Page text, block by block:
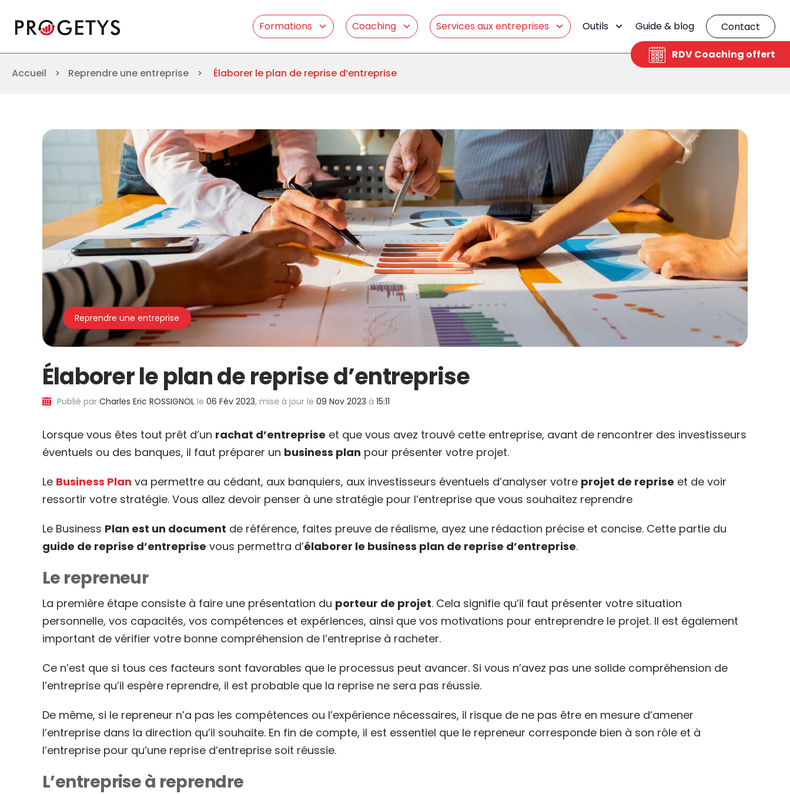
Formations Coaching Services aux entreprises Outils Guide & blog Contact
RDV Coaching offert
Accueil
> Reprendre une entreprise > Élaborer le plan de reprise d’entreprise
Reprendre une entreprise
Élaborer le plan de reprise d’entreprise
Publié par Charles Eric ROSSIGNOL le 06 Fév 2023, mise à jour le 09 Nov 2023 à 15:11
Lorsque vous êtes tout prêt d’un rachat d’entreprise et que vous avez trouvé cette entreprise, avant de rencontrer des investisseurs
éventuels ou des banques, il faut préparer un business plan pour présenter votre projet.
Le Business Plan va permettre au cédant, aux banquiers, aux investisseurs éventuels d’analyser votre projet de reprise et de voir
ressortir votre stratégie. Vous allez devoir penser à une stratégie pour l’entreprise que vous souhaitez reprendre
Le Business Plan est un document de référence, faites preuve de réalisme, ayez une rédaction précise et concise. Cette partie du
guide de reprise d’entreprise vous permettra d’élaborer le business plan de reprise d’entreprise.
Le repreneur
La première étape consiste à faire une présentation du porteur de projet. Cela signifie qu’il faut présenter votre situation
personnelle, vos capacités, vos compétences et expériences, ainsi que vos motivations pour entreprendre le projet. Il est également
important de vérifier votre bonne compréhension de l’entreprise à racheter.
Ce n’est que si tous ces facteurs sont favorables que le processus peut avancer. Si vous n’avez pas une solide compréhension de
l’entreprise qu’il espère reprendre, il est probable que la reprise ne sera pas réussie.
De même, si le repreneur n’a pas les compétences ou l’expérience nécessaires, il risque de ne pas être en mesure d’amener
l’entreprise dans la direction qu’il souhaite. En fin de compte, il est essentiel que le repreneur corresponde bien à son rôle et à
l’entreprise pour qu’une reprise d’entreprise soit réussie.
L’entreprise à reprendre